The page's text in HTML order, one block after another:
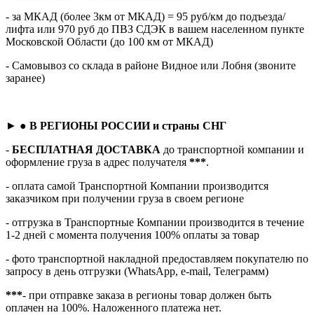
- за МКАД (более 3км от МКАД) = 95 руб/км до подъезда/
лифта или 970 руб до ПВЗ СДЭК в вашем населенном пункте
Московской Области (до 100 км от МКАД)
- Самовывоз со склада в районе Видное или Лобня (звоните
заранее)
► ● В РЕГИОНЫ РОССИИ и страны СНГ
- БЕСПЛАТНАЯ ДОСТАВКА до транспортной компании и
оформление груза в адрес получателя ***.
- оплата самой Транспортной Компании производится
заказчиком при получении груза в своем регионе
- отгрузка в Транспортные Компании производится в течение
1-2 дней с момента получения 100% оплаты за товар
- фото транспортной накладной предоставляем покупателю по
запросу в день отгрузки (WhatsApp, e-mail, Телеграмм)
***- при отправке заказа в регионы товар должен быть
оплачен на 100%. Наложенного платежа нет.